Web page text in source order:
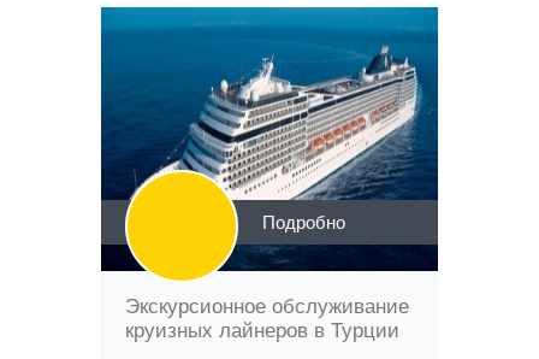
Подробно
Экскурсионное обслуживание
круизных лайнеров в Турции